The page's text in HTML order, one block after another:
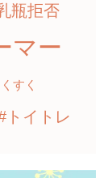
瓶拒否
マー
すく
トイトレ